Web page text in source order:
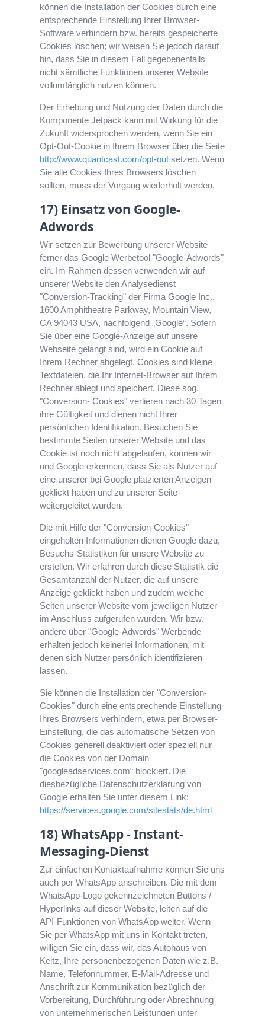
können die Installation der Cookies durch eine
entsprechende Einstellung Ihrer Browser-
Software verhindern bzw. bereits gespeicherte
Cookies löschen; wir weisen Sie jedoch darauf
hin, dass Sie in diesem Fall gegebenenfalls
nicht sämtliche Funktionen unserer Website
vollumfänglich nutzen können.
Der Erhebung und Nutzung der Daten durch die
Komponente Jetpack kann mit Wirkung für die
Zukunft widersprochen werden, wenn Sie ein
Opt-Out-Cookie in Ihrem Browser über die Seite
http://www.quantcast.com/opt-out setzen. Wenn
Sie alle Cookies Ihres Browsers löschen
sollten, muss der Vorgang wiederholt werden.
17) Einsatz von Google-
Adwords
Wir setzen zur Bewerbung unserer Website
ferner das Google Werbetool "Google-Adwords"
ein. Im Rahmen dessen verwenden wir auf
unserer Website den Analysedienst
"Conversion-Tracking" der Firma Google Inc.,
1600 Amphitheatre Parkway, Mountain View,
CA 94043 USA, nachfolgend „Google“. Sofern
Sie über eine Google-Anzeige auf unsere
Webseite gelangt sind, wird ein Cookie auf
Ihrem Rechner abgelegt. Cookies sind kleine
Textdateien, die Ihr Internet-Browser auf Ihrem
Rechner ablegt und speichert. Diese sog.
"Conversion- Cookies" verlieren nach 30 Tagen
ihre Gültigkeit und dienen nicht Ihrer
persönlichen Identifikation. Besuchen Sie
bestimmte Seiten unserer Website und das
Cookie ist noch nicht abgelaufen, können wir
und Google erkennen, dass Sie als Nutzer auf
eine unserer bei Google platzierten Anzeigen
geklickt haben und zu unserer Seite
weitergeleitet wurden.
Die mit Hilfe der "Conversion-Cookies"
eingeholten Informationen dienen Google dazu,
Besuchs-Statistiken für unsere Website zu
erstellen. Wir erfahren durch diese Statistik die
Gesamtanzahl der Nutzer, die auf unsere
Anzeige geklickt haben und zudem welche
Seiten unserer Website vom jeweiligen Nutzer
im Anschluss aufgerufen wurden. Wir bzw.
andere über "Google-Adwords" Werbende
erhalten jedoch keinerlei Informationen, mit
denen sich Nutzer persönlich identifizieren
lassen.
Sie können die Installation der "Conversion-
Cookies" durch eine entsprechende Einstellung
Ihres Browsers verhindern, etwa per Browser-
Einstellung, die das automatische Setzen von
Cookies generell deaktiviert oder speziell nur
die Cookies von der Domain
"googleadservices.com“ blockiert. Die
diesbezügliche Datenschutzerklärung von
Google erhalten Sie unter diesem Link:
https://services.google.com/sitestats/de.html
18) WhatsApp - Instant-
Messaging-Dienst
Zur einfachen Kontaktaufnahme können Sie uns
auch per WhatsApp anschreiben. Die mit dem
WhatsApp-Logo gekennzeichneten Buttons /
Hyperlinks auf dieser Website, leiten auf die
API-Funktionen von WhatsApp weiter. Wenn
Sie per WhatsApp mit uns in Kontakt treten,
willigen Sie ein, dass wir, das Autohaus von
Keitz, Ihre personenbezogenen Daten wie z.B.
Name, Telefonnummer, E-Mail-Adresse und
Anschrift zur Kommunikation bezüglich der
Vorbereitung, Durchführung oder Abrechnung
von unternehmerischen Leistungen unter